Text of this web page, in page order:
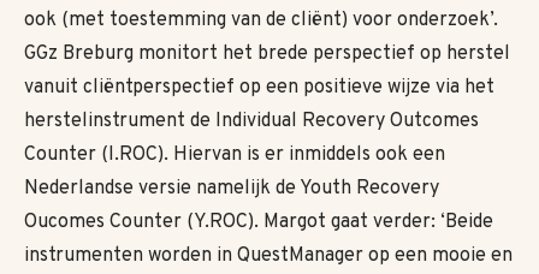
ook (met toestemming van de cliënt) voor onderzoek’.
GGz Breburg monitort het brede perspectief op herstel
vanuit cliëntperspectief op een positieve wijze via het
herstelinstrument de Individual Recovery Outcomes
Counter (I.ROC). Hiervan is er inmiddels ook een
Nederlandse versie namelijk de Youth Recovery
Oucomes Counter (Y.ROC). Margot gaat verder: ‘Beide
instrumenten worden in QuestManager op een mooie en